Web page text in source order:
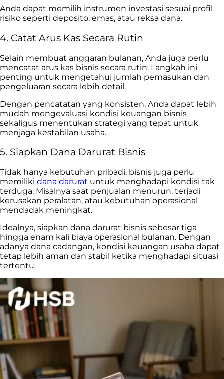
Anda dapat memilih instrumen investasi sesuai profil
risiko seperti deposito, emas, atau reksa dana.
4. Catat Arus Kas Secara Rutin
Selain membuat anggaran bulanan, Anda juga perlu
mencatat arus kas bisnis secara rutin. Langkah ini
penting untuk mengetahui jumlah pemasukan dan
pengeluaran secara lebih detail.
Dengan pencatatan yang konsisten, Anda dapat lebih
mudah mengevaluasi kondisi keuangan bisnis
sekaligus menentukan strategi yang tepat untuk
menjaga kestabilan usaha.
5. Siapkan Dana Darurat Bisnis
Tidak hanya kebutuhan pribadi, bisnis juga perlu
memiliki dana darurat untuk menghadapi kondisi tak
terduga. Misalnya saat penjualan menurun, terjadi
kerusakan peralatan, atau kebutuhan operasional
mendadak meningkat.
Idealnya, siapkan dana darurat bisnis sebesar tiga
hingga enam kali biaya operasional bulanan. Dengan
adanya dana cadangan, kondisi keuangan usaha dapat
tetap lebih aman dan stabil ketika menghadapi situasi
tertentu.